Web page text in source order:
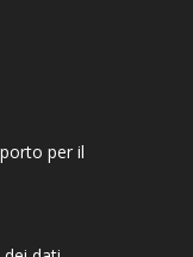
per il